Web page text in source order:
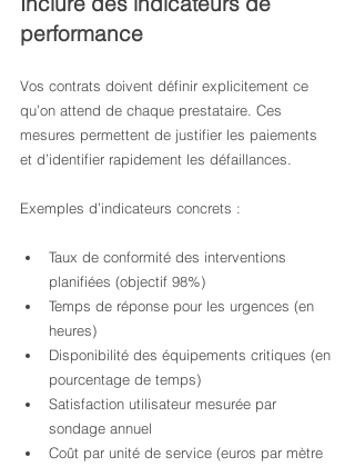
performance
Vos contrats doivent définir explicitement ce
qu’on attend de chaque prestataire. Ces
mesures permettent de justifier les paiements
et d’identifier rapidement les défaillances.
Exemples d’indicateurs concrets :
Taux de conformité des interventions
planifiées (objectif 98%)
Temps de réponse pour les urgences (en
heures)
Disponibilité des équipements critiques (en
pourcentage de temps)
Satisfaction utilisateur mesurée par
sondage annuel
Coût par unité de service (euros par mètre